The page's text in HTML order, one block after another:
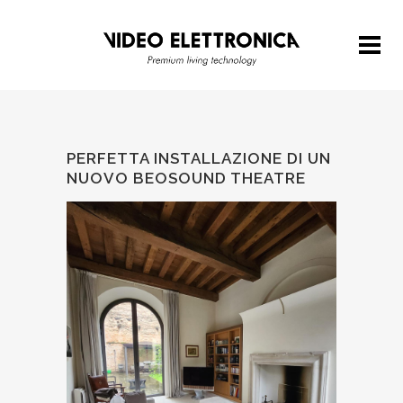
PERFETTA INSTALLAZIONE DI UN
NUOVO BEOSOUND THEATRE